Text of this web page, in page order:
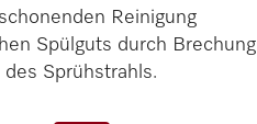
Reinigung
Spülguts durch Brechung
des Sprühstrahls.